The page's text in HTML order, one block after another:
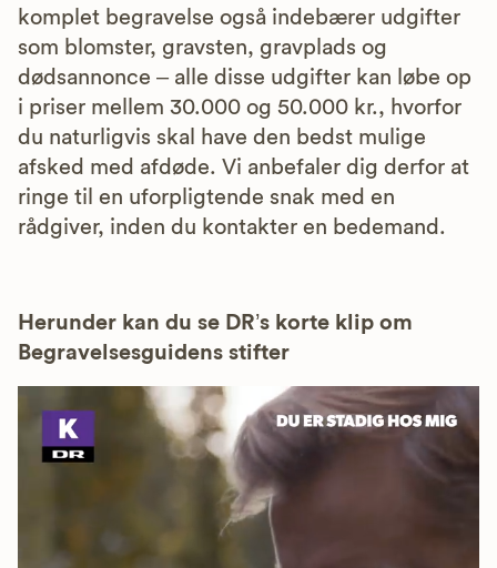
komplet begravelse også indebærer udgifter
som blomster, gravsten, gravplads og
dødsannonce – alle disse udgifter kan løbe op
i priser mellem 30.000 og 50.000 kr., hvorfor
du naturligvis skal have den bedst mulige
afsked med afdøde. Vi anbefaler dig derfor at
ringe til en uforpligtende snak med en
rådgiver, inden du kontakter en bedemand.
Herunder kan du se DR’s korte klip om
Begravelsesguidens stifter